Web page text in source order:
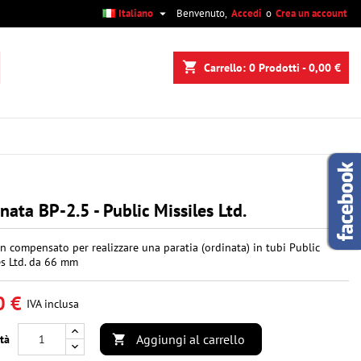
Benvenuto, Accedi o Crea un account
Italiano 
shopping_cart Carrello: 0 Prodotti - 0,00 €
BP-2.5 - Public Missiles Ltd.
compensato per realizzare una paratia (ordinata) in tubi Public
Ltd. da 66 mm
€ IVA inclusa
 Aggiungi al carrello